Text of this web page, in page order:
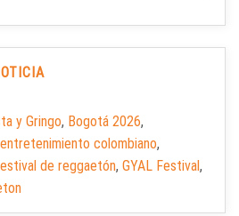
y Gringo, Bogotá 2026,
entretenimiento colombiano,
de reggaetón, GYAL Festival,